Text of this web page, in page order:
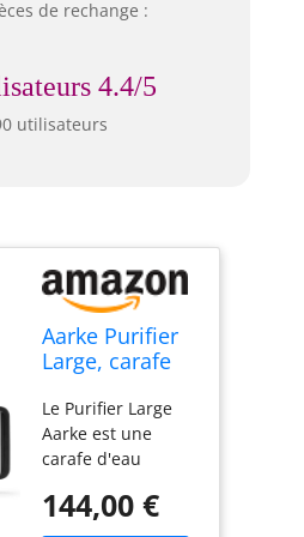
de rechange :
4.4/5
utilisateurs
Aarke Purifier
Large, carafe
verre et acier
inoxydable, 1,7
L / 7 tasses,
recharge de
Le Purifier Large
Aarke est une
carafe d'eau
en verre et en
144,00 €